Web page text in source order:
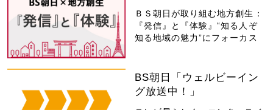
ＢＳ朝日が取り組む地方創生：
『発信』と『体験』“知る人ぞ
知る地域の魅力”にフォーカス
BS朝日「ウェルビーイン
グ放送中！」